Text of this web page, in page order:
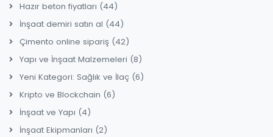
Hazır beton fiyatları (44)
İnşaat demiri satın al (44)
Çimento online sipariş (42)
Yapı ve İnşaat Malzemeleri (8)
Yeni Kategori: Sağlık ve İlaç (6)
Kripto ve Blockchain (6)
İnşaat ve Yapı (4)
İnşaat Ekipmanları (2)